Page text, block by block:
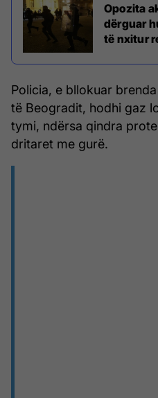
Opozita
dërguar
të nxitur
Policia, e bllokuar
të Beogradit, hodhi gaz
tymi, ndërsa qindra
dritaret me gurë.